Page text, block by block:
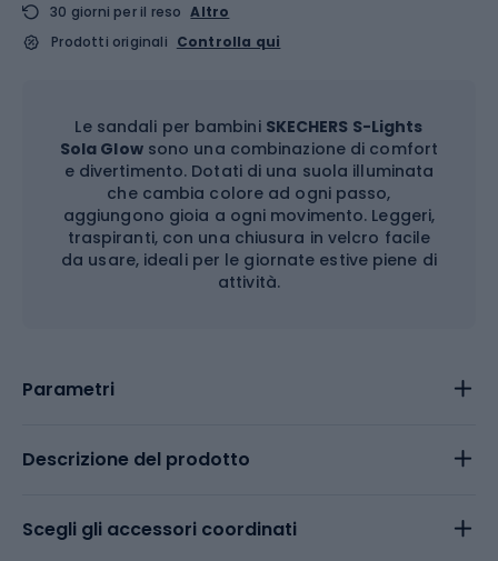
30 giorni per il reso Altro
Prodotti originali Controlla qui
Le sandali per bambini SKECHERS S-Lights
Sola Glowsono una combinazione di comfort
e divertimento. Dotati di una suola illuminata
che cambia colore ad ogni passo,
aggiungono gioia a ogni movimento. Leggeri,
traspiranti, con una chiusura in velcro facile
da usare, ideali per le giornate estive piene di
attività.
Parametri
Descrizione del prodotto
Scegli gli accessori coordinati